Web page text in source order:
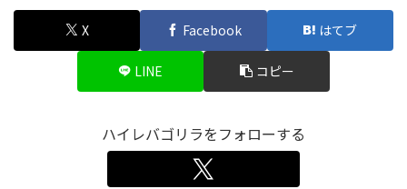
X Facebook はてブ
LINE コピー
ハイレバゴリラをフォローする